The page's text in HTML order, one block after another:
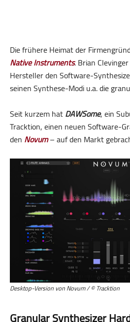
Die frühere Heimat der
Native Instruments. Brian
Hersteller den Software-
seinen Synthese-Modi u.a. die
Seit kurzem hatDAWSome, ein
Tracktion, einen neuen Software-
den Novum– auf den Markt
Desktop-Version von Novum / © Tracktion